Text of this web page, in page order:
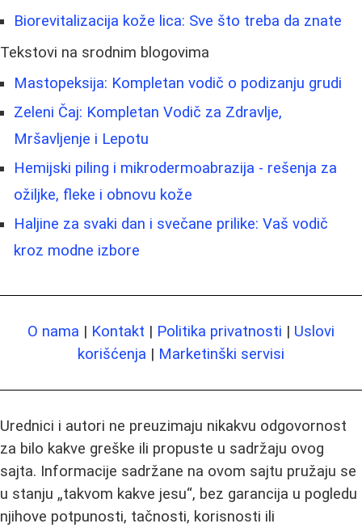
Biorevitalizacija kože lica: Sve što treba da znate
Tekstovi na srodnim blogovima
Mastopeksija: Kompletan vodič o podizanju grudi
Zeleni Čaj: Kompletan Vodič za Zdravlje,
Mršavljenje i Lepotu
Hemijski piling i mikrodermoabrazija - rešenja za
ožiljke, fleke i obnovu kože
Haljine za svaki dan i svečane prilike: Vaš vodič
kroz modne izbore
O nama | Kontakt | Politika privatnosti | Uslovi
korišćenja | Marketinški servisi
Urednici i autori ne preuzimaju nikakvu odgovornost
za bilo kakve greške ili propuste u sadržaju ovog
sajta. Informacije sadržane na ovom sajtu pružaju se
u stanju „takvom kakve jesu“, bez garancija u pogledu
njihove potpunosti, tačnosti, korisnosti ili